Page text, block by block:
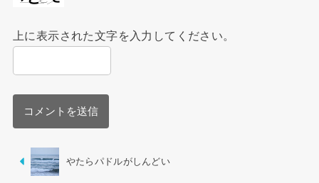
上に表示された文字を入力してください。
やたらパドルがしんどい